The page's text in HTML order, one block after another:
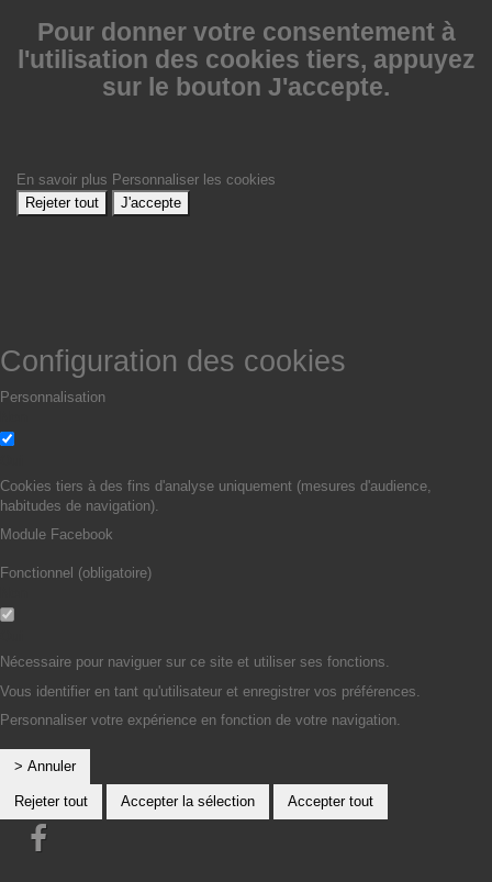
Pour donner votre consentement à
l'utilisation des cookies tiers, appuyez
sur le bouton J'accepte.
En savoir plus Personnaliser les cookies
Rejeter tout
J'accepte
Configuration des cookies
Personnalisation
Cookies tiers à des fins d'analyse uniquement (mesures d'audience,
habitudes de navigation).
Module Facebook
Fonctionnel (obligatoire)
Nécessaire pour naviguer sur ce site et utiliser ses fonctions.
Vous identifier en tant qu'utilisateur et enregistrer vos préférences.
Personnaliser votre expérience en fonction de votre navigation.
> Annuler
Rejeter tout Accepter la sélection Accepter tout